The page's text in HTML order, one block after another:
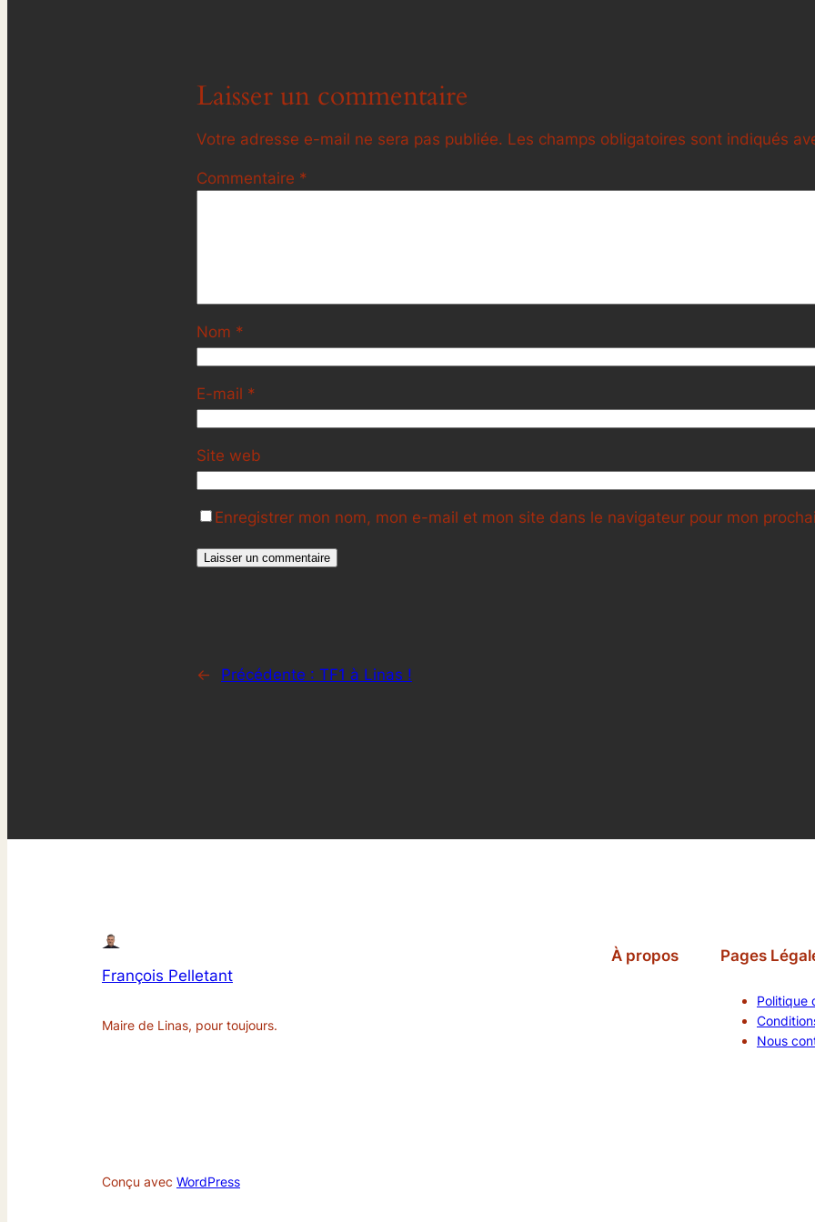
Laisser un commentaire
Votre adresse e-mail ne sera pas publiée. Les champs obligatoires sont indiqués
Commentaire *
Nom *
E-mail *
Site web
Enregistrer mon nom, mon e-mail et mon site dans le navigateur pour mon
← Précédente : TF1 à Linas !
François Pelletant
Maire de Linas, pour toujours.
À propos Pages
Politique
Nous
Conçu avec WordPress